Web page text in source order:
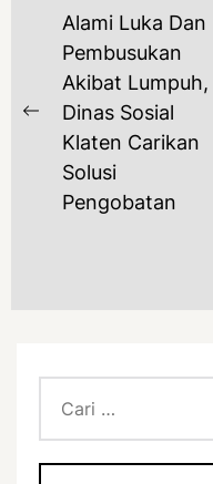
NAVIGASI
POS
Previous
post:
Alami Luka Dan
Pembusukan
Akibat Lumpuh,
Dinas Sosial
Klaten Carikan
Solusi
Pengobatan
untuk: